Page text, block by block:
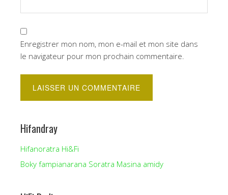
Enregistrer mon nom, mon e-mail et mon site dans
le navigateur pour mon prochain commentaire.
Hifandray
Hifanoratra Hi&Fi
Boky fampianarana Soratra Masina amidy